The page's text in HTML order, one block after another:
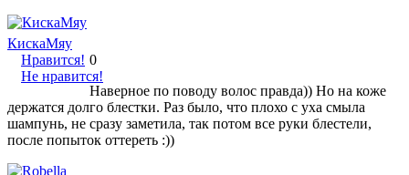
КискаМяу
Нравится!
Не нравится!
0
Наверное по поводу волос правда)) Но на коже
держатся долго блестки. Раз было, что плохо с уха смыла
шампунь, не сразу заметила, так потом все руки блестели,
после попыток оттереть :))